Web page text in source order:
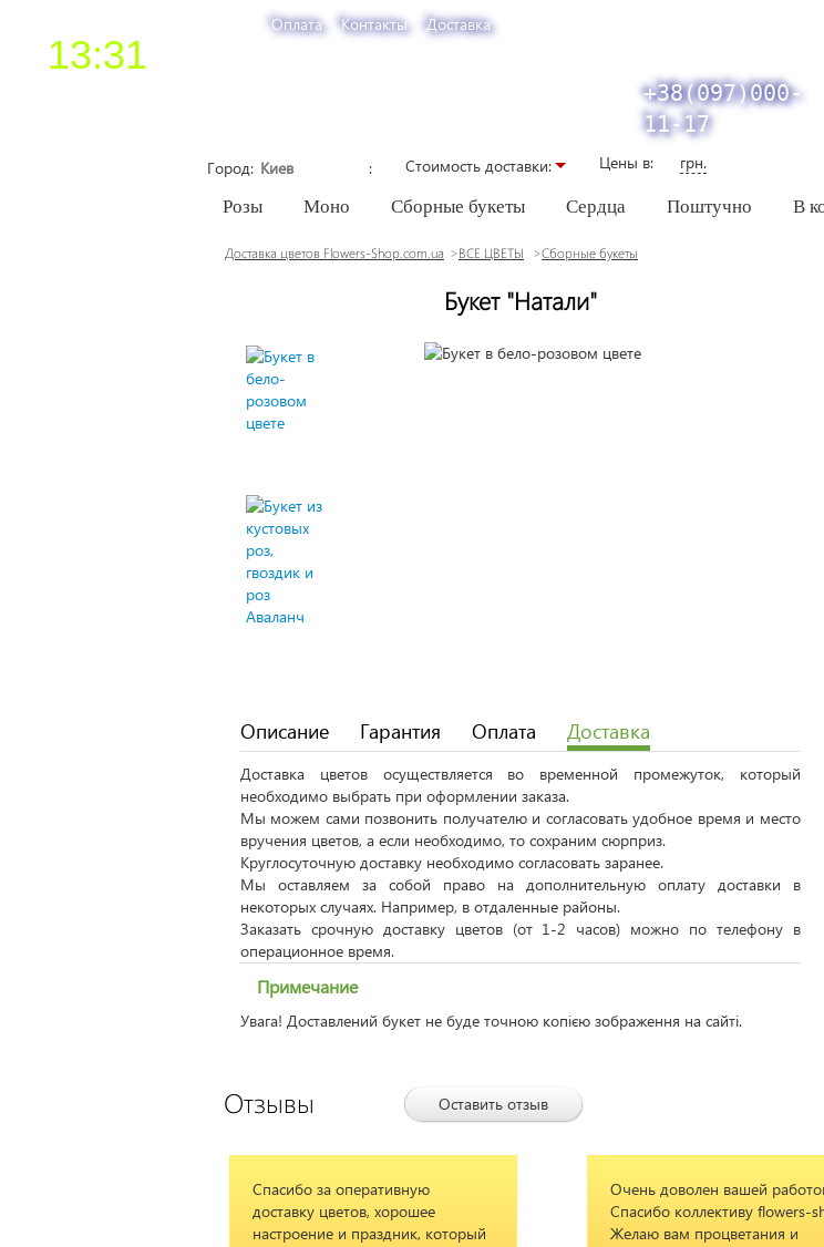
13:31
Оплата Контакты Доставка
+38(097)000-
11-17
Город Стоимость доставки: Цены в: грн.
Розы Моно Сборные букеты Сердца Поштучно В
Доставка цветов Flowers-Shop.com.ua ВСЕ ЦВЕТЫ Сборные букеты
Букет "Натали"
Описание Гарантия Оплата Доставка
Доставка цветов осуществляется во временной промежуток, который
необходимо выбрать при оформлении заказа.
Мы можем сами позвонить получателю и согласовать удобное время и место
вручения цветов, а если необходимо, то сохраним сюрприз.
Круглосуточную доставку необходимо согласовать заранее.
Мы оставляем за собой право на дополнительную оплату доставки в
некоторых случаях. Например, в отдаленные районы.
Заказать срочную доставку цветов (от 1-2 часов) можно по телефону в
операционное время.
Примечание
Увага! Доставлений букет не буде точною копією зображення на сайті.
Отзывы Оставить отзыв
Спасибо за оперативную
доставку цветов, хорошее
настроение и праздник, который
Очень доволен вашей работой.
Спасибо коллективу flowers-shop.
Желаю вам процветания и